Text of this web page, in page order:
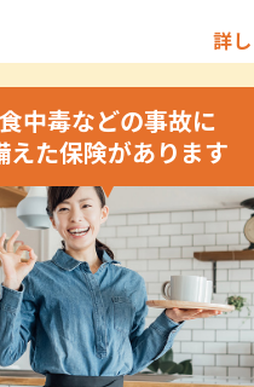
詳
食中毒などの事故に
えた保険があります